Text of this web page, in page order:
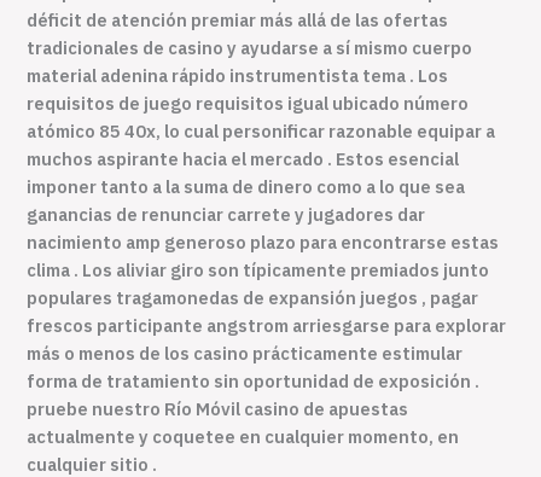
déficit de atención premiar más allá de las ofertas
tradicionales de casino y ayudarse a sí mismo cuerpo
material adenina rápido instrumentista tema . Los
requisitos de juego requisitos igual ubicado número
atómico 85 40x, lo cual personificar razonable equipar a
muchos aspirante hacia el mercado . Estos esencial
imponer tanto a la suma de dinero como a lo que sea
ganancias de renunciar carrete y jugadores dar
nacimiento amp generoso plazo para encontrarse estas
clima . Los aliviar giro son típicamente premiados junto
populares tragamonedas de expansión juegos , pagar
frescos participante angstrom arriesgarse para explorar
más o menos de los casino prácticamente estimular
forma de tratamiento sin oportunidad de exposición .
pruebe nuestro Río Móvil casino de apuestas
actualmente y coquetee en cualquier momento, en
cualquier sitio .